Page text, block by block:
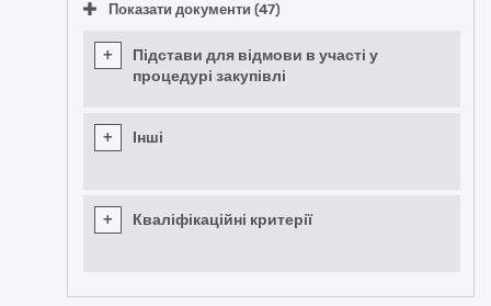
Показати документи (47)
+
Підстави для відмови в участі у
процедурі закупівлі
+ Інші
+ Кваліфікаційні критерії